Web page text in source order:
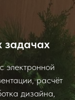
электронной
расчёт
дизайна,